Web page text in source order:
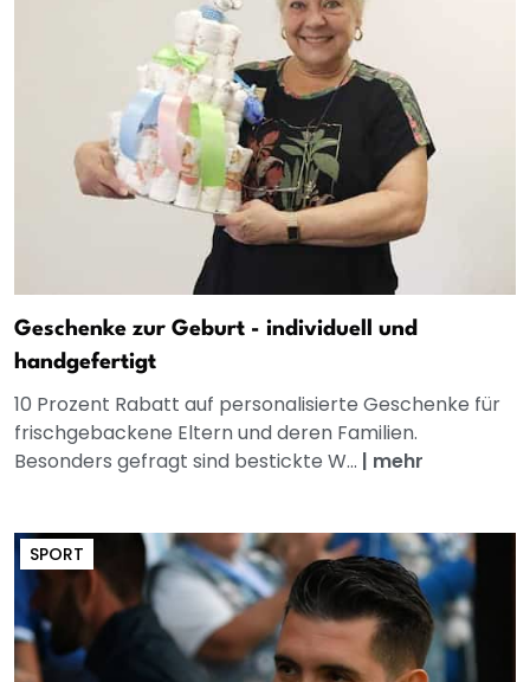
Geschenke zur Geburt - individuell und
handgefertigt
10 Prozent Rabatt auf personalisierte Geschenke für
frischgebackene Eltern und deren Familien.
Besonders gefragt sind bestickte W... | mehr
SPORT